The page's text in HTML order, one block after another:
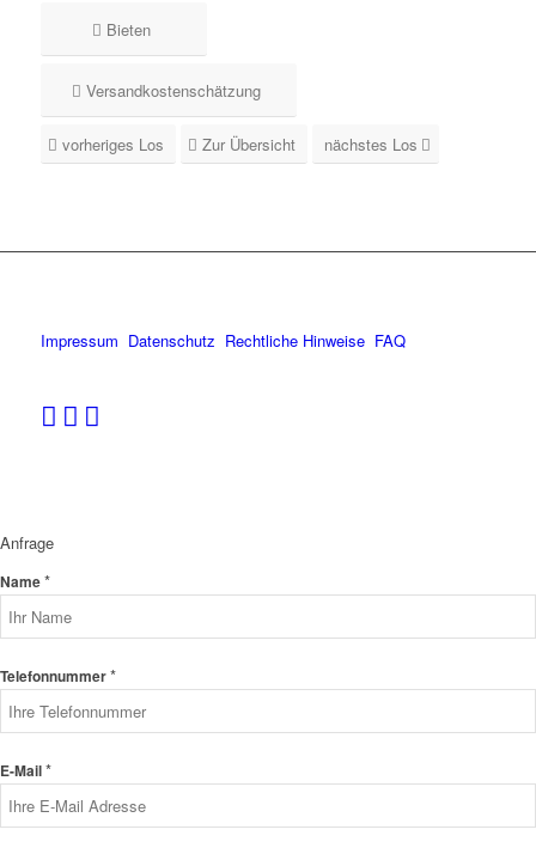
Bieten
Versandkostenschätzung
vorheriges Los Zur Übersicht nächstes Los
Impressum Datenschutz Rechtliche Hinweise FAQ
Anfrage
Name*
Telefonnummer*
E-Mail*